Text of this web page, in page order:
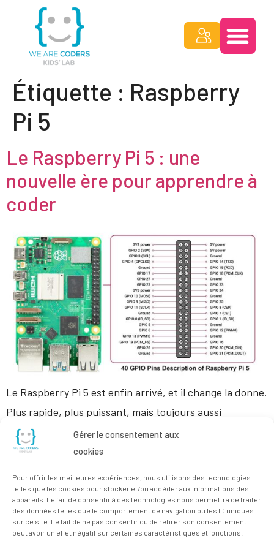
Gérer le consentement aux
cookies
Pour offrir les meilleures expériences, nous utilisons des technologies
telles que les cookies pour stocker et/ou accéder aux informations des
appareils. Le fait de consentir à ces technologies nous permettra de traiter
des données telles que le comportement de navigation ou les ID uniques
sur ce site. Le fait de ne pas consentir ou de retirer son consentement
peut avoir un effet négatif sur certaines caractéristiques et fonctions.
Étiquette : Raspberry
Pi 5
Le Raspberry Pi 5 : une
nouvelle ère pour apprendre à
coder
Le Raspberry Pi 5 est enfin arrivé, et il change la donne.
Plus rapide, plus puissant, mais toujours aussi
abordable, ce mini-ordinateur ouvre de nouvelles
portes pour tous les jeunes qui veulent apprendre à
monde numérique qui les entoure. Un concentré de
technologie Sous son petit format, le […]